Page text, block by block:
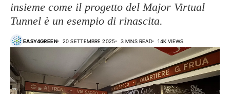
insieme come il progetto del Major Virtual
Tunnel è un esempio di rinascita.
EASY4GREEN 20 SETTEMBRE 2025 3 MINS READ 14K VIEWS